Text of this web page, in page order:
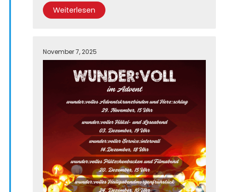
Weiterlesen
November 7, 2025